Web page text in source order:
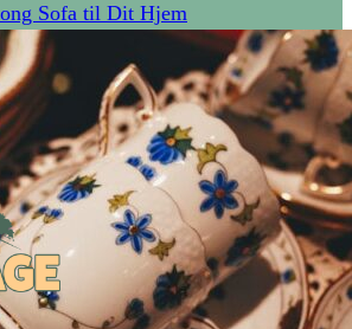
Sofa til Dit Hjem